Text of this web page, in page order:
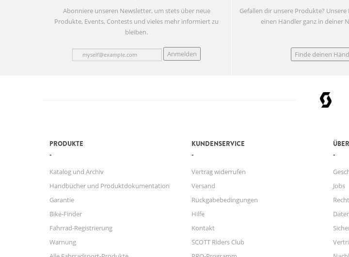
Abonniere unseren Newsletter, um stets über neue
Produkte, Events, Contests und vieles mehr informiert zu
bleiben.
Anmelden
Gefallen dir unsere Produkte?
einen Händler ganz in deiner
Finde deinen
PRODUKTE
Katalog und Archiv
Handbücher und Produktdokumentation
Garantie
Bike-Finder
Fahrrad-Registrierung
Warnung
KUNDENSERVICE
Vertrag widerrufen
Versand
Rückgabebedingungen
Hilfe
Kontakt
SCOTT Riders Club
Jobs